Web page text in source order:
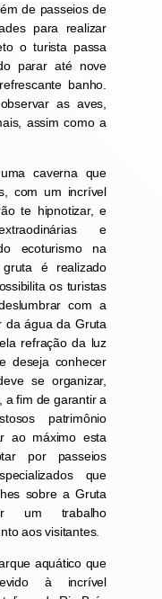
de passeios de
para realizar
o turista passa
parar até nove
banho.
as aves,
assim como a
caverna que
com um incrível
te hipnotizar, e
e
ecoturismo na
é realizado
os turistas
com a
da água da Gruta
refração da luz
deseja conhecer
se organizar,
a fim de garantir a
patrimônio
ao máximo esta
por passeios
que
sobre a Gruta
um trabalho
aos visitantes.
aquático que
à incrível